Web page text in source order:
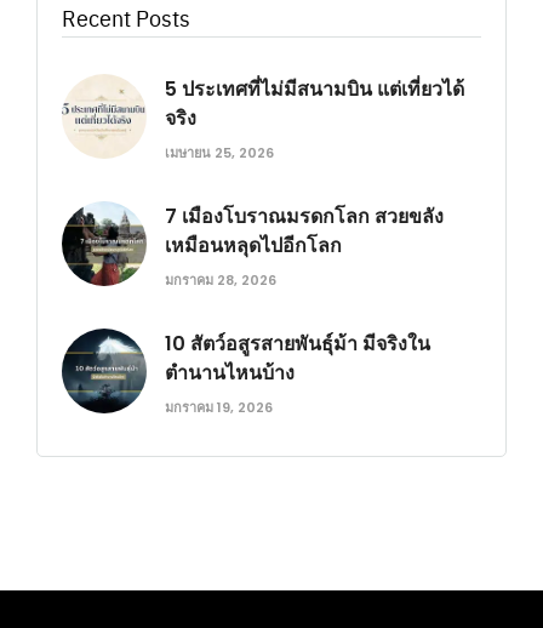
Recent Posts
5 ประเทศที่ไม่มีสนามบิน แต่เที่ยวได้
จริง
เมษายน 25, 2026
7 เมืองโบราณมรดกโลก สวยขลัง
เหมือนหลุดไปอีกโลก
มกราคม 28, 2026
10 สัตว์อสูรสายพันธุ์ม้า มีจริงใน
ตำนานไหนบ้าง
มกราคม 19, 2026